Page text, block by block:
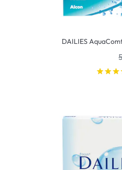
DAILIES